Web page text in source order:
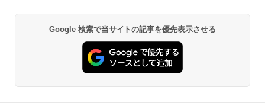
￥119,800
Amazon Kindle Paperwhite (16GB) 7イ
ンチディスプレイ、色調調節ライト、12
週間持続バッテリー、広告なし、ブラッ
ク
￥27,980
Google 検索で当サイトの記事を優先表示させる